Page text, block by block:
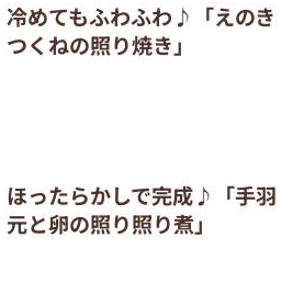
冷めてもふわふわ♪「えのき
つくねの照り焼き」
ほったらかしで完成♪「手羽
元と卵の照り照り煮」